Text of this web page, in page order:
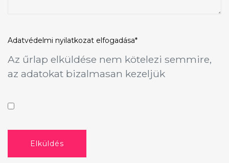
Adatvédelmi nyilatkozat elfogadása*
Az űrlap elküldése nem kötelezi semmire,
az adatokat bizalmasan kezeljük
Elküldés